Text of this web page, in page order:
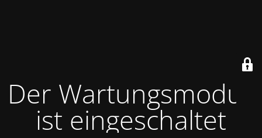
Der Wartungsmodus
ist eingeschaltet